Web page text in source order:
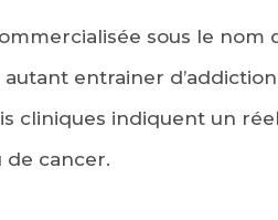
sous le nom
entrainer d’addiction
cliniques indiquent un
de cancer.